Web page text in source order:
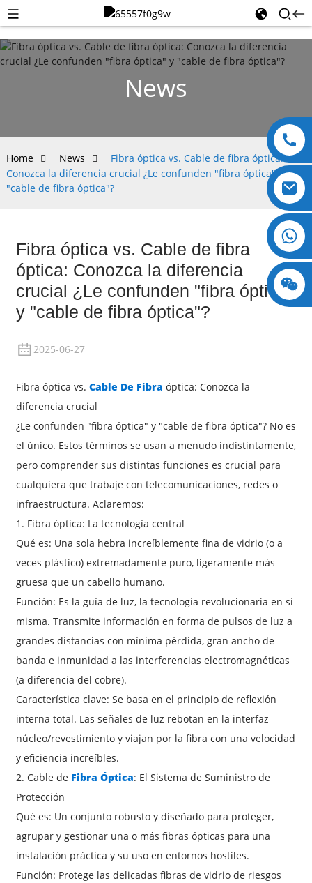
News
Home News
Fibra óptica vs. Cable de fibra óptica:
Conozca la diferencia crucial ¿Le confunden "fibra óptica" y
"cable de fibra óptica"?
Fibra óptica vs. Cable de fibra
óptica: Conozca la diferencia
crucial ¿Le confunden "fibra óptica"
y "cable de fibra óptica"?
2025-06-27
Fibra óptica vs. Cable De Fibra óptica: Conozca la
diferencia crucial
¿Le confunden "fibra óptica" y "cable de fibra óptica"? No es
el único. Estos términos se usan a menudo indistintamente,
pero comprender sus distintas funciones es crucial para
cualquiera que trabaje con telecomunicaciones, redes o
infraestructura. Aclaremos:
1. Fibra óptica: La tecnología central
Qué es: Una sola hebra increíblemente fina de vidrio (o a
veces plástico) extremadamente puro, ligeramente más
gruesa que un cabello humano.
Función: Es la guía de luz, la tecnología revolucionaria en sí
misma. Transmite información en forma de pulsos de luz a
grandes distancias con mínima pérdida, gran ancho de
banda e inmunidad a las interferencias electromagnéticas
(a diferencia del cobre).
Característica clave: Se basa en el principio de reflexión
interna total. Las señales de luz rebotan en la interfaz
núcleo/revestimiento y viajan por la fibra con una velocidad
y eficiencia increíbles.
2. Cable de Fibra Óptica: El Sistema de Suministro de
Protección
Qué es: Un conjunto robusto y diseñado para proteger,
agrupar y gestionar una o más fibras ópticas para una
instalación práctica y su uso en entornos hostiles.
Función: Protege las delicadas fibras de vidrio de riesgos